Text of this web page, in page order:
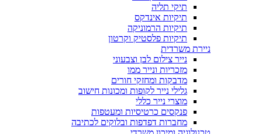
תיקי תליה
תיקיות אינדקס
תיקיות הרמוניקה
תיקיות פלסטיק וקרטון
ניירת משרדית
נייר צילום לבן וצבעוני
מזכריות ונייר ממו
מדבקות ומחזקי חורים
גלילי נייר לקופות ומכונות חישוב
מוצרי נייר כללי
פנקסים כרטיסיות ומעטפות
מחברות דפדפות ובלוקים לכתיבה